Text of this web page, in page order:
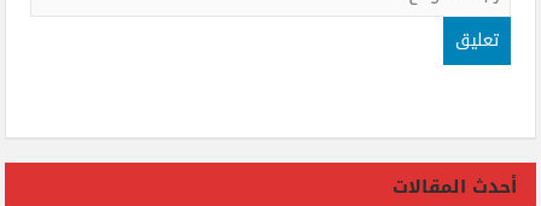
أحدث المقالات